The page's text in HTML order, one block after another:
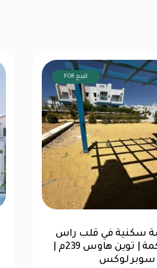
FOR للبيع
شاليه 76متر للبيع | الحق
في لا سيستا